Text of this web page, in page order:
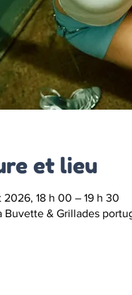
et lieu
2026, 18 h 00 – 19 h 30
Buvette & Grillades